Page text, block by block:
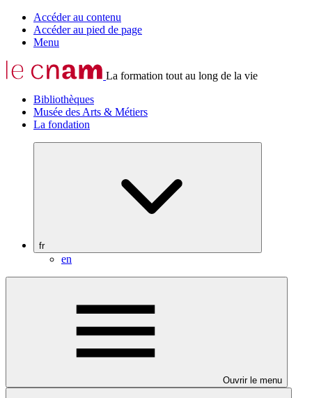
Accéder au contenu
Accéder au pied de page
Menu
La formation tout au long de la vie
Bibliothèques
Musée des Arts & Métiers
La fondation
fr
en
Ouvrir le menu